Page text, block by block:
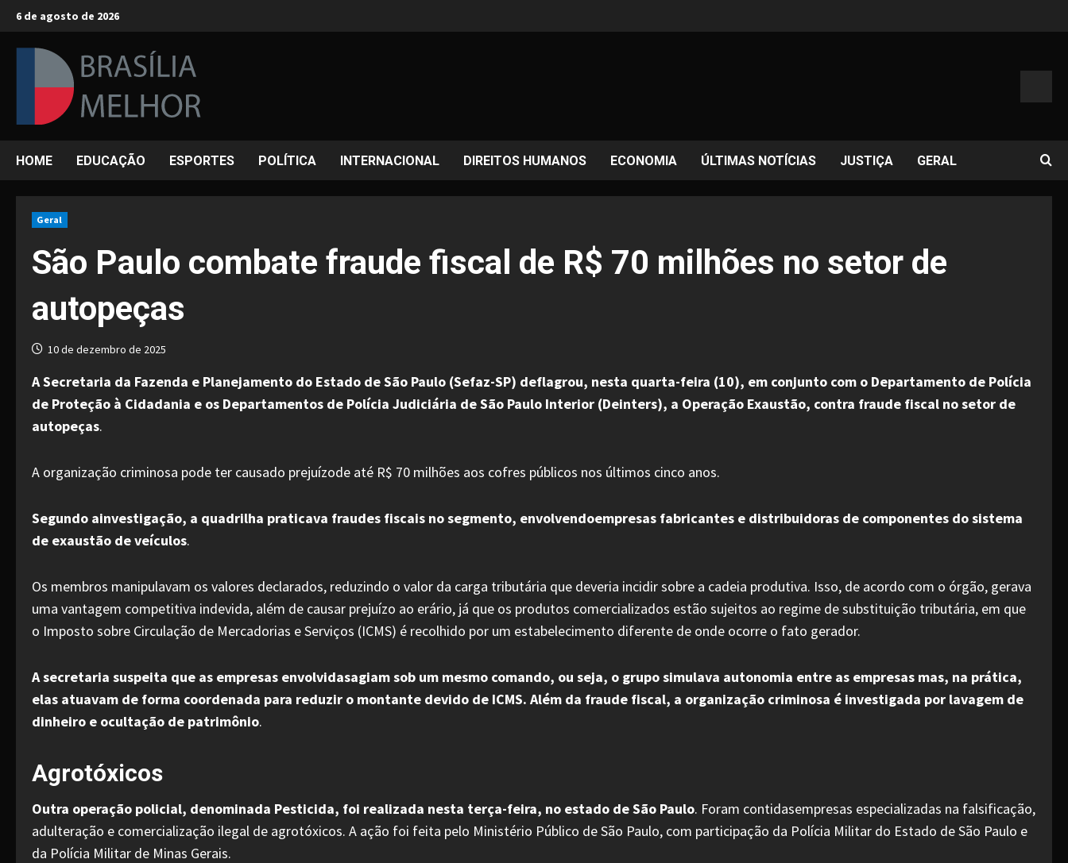
Skip
content
6 de agosto de 2026
HOME EDUCAÇÃO ESPORTES POLÍTICA INTERNACIONAL DIREITOS HUMANOS ECONOMIA ÚLTIMAS NOTÍCIAS JUSTIÇA GERAL
Geral
São Paulo combate fraude fiscal de R$ 70 milhões no setor de
autopeças
10 de dezembro de 2025
A Secretaria da Fazenda e Planejamento do Estado de São Paulo (Sefaz-SP) deflagrou, nesta quarta-feira (10), em conjunto com o Departamento de Polícia
de Proteção à Cidadania e os Departamentos de Polícia Judiciária de São Paulo Interior (Deinters), a Operação Exaustão, contra fraude fiscal no setor de
autopeças.
A organização criminosa pode ter causado prejuízode até R$ 70 milhões aos cofres públicos nos últimos cinco anos.
Segundo ainvestigação, a quadrilha praticava fraudes fiscais no segmento, envolvendoempresas fabricantes e distribuidoras de componentes do sistema
de exaustão de veículos.
Os membros manipulavam os valores declarados, reduzindo o valor da carga tributária que deveria incidir sobre a cadeia produtiva. Isso, de acordo com o órgão, gerava
uma vantagem competitiva indevida, além de causar prejuízo ao erário, já que os produtos comercializados estão sujeitos ao regime de substituição tributária, em que
o Imposto sobre Circulação de Mercadorias e Serviços (ICMS) é recolhido por um estabelecimento diferente de onde ocorre o fato gerador.
A secretaria suspeita que as empresas envolvidasagiam sob um mesmo comando, ou seja, o grupo simulava autonomia entre as empresas mas, na prática,
elas atuavam de forma coordenada para reduzir o montante devido de ICMS. Além da fraude fiscal, a organização criminosa é investigada por lavagem de
dinheiro e ocultação de patrimônio.
Agrotóxicos
Outra operação policial, denominada Pesticida, foi realizada nesta terça-feira, no estado de São Paulo. Foram contidasempresas especializadas na falsificação,
adulteração e comercialização ilegal de agrotóxicos. A ação foi feita pelo Ministério Público de São Paulo, com participação da Polícia Militar do Estado de São Paulo e
da Polícia Militar de Minas Gerais.